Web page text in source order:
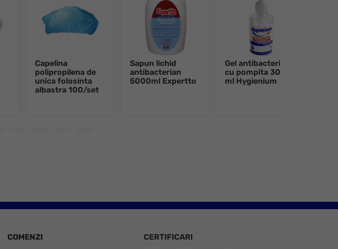
Capelina
polipropilena de
unica folosinta
albastra 100/set
Sapun lichid
antibacterian
5000ml Expertto
Gel antibacterian
cu pompita 300
ml Hygienium
COMENZI CERTIFICARI